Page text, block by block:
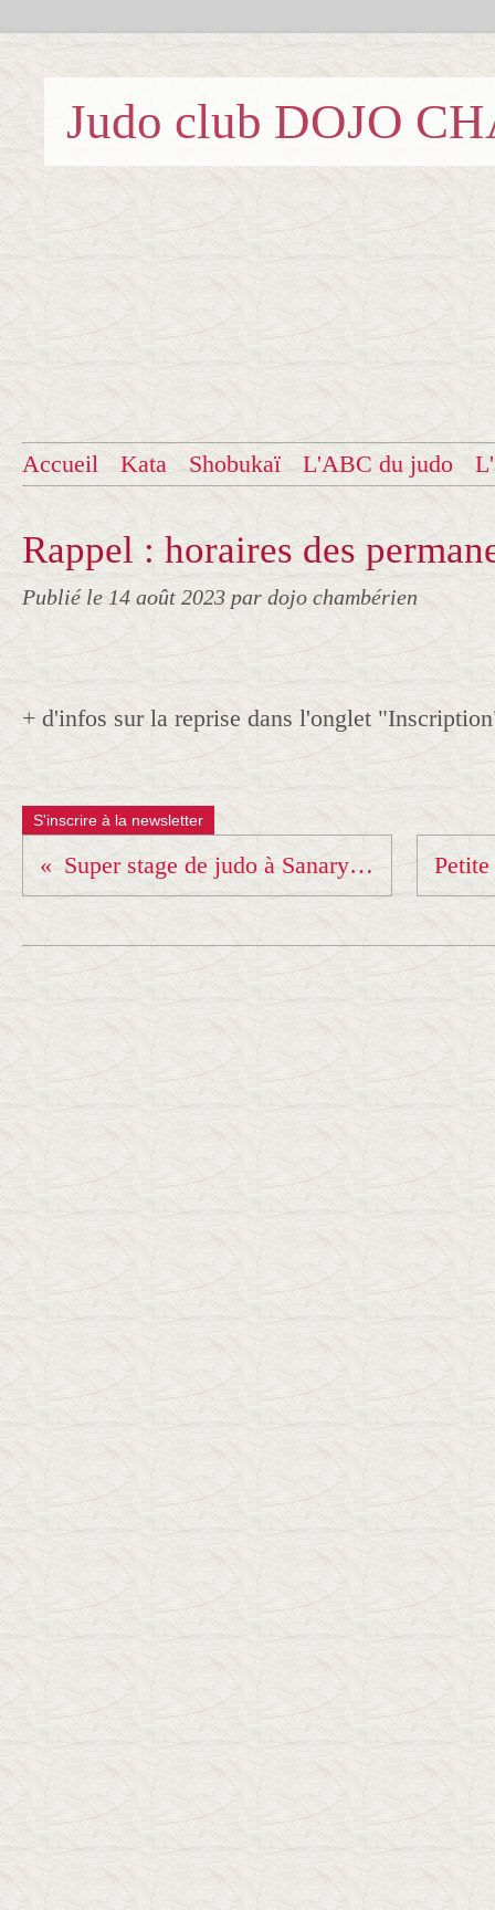
Judo club DOJO
Accueil Kata Shobukaï L'ABC du judo
Rappel : horaires des
Publié le 14 août 2023 par dojo chambérien
+ d'infos sur la reprise dans l'onglet
S'inscrire à la newsletter
Super stage de judo à Sanary !!!!